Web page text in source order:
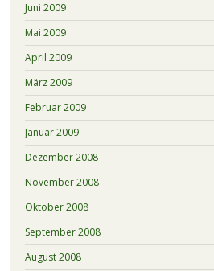
Juni 2009
Mai 2009
April 2009
März 2009
Februar 2009
Januar 2009
Dezember 2008
November 2008
Oktober 2008
September 2008
August 2008